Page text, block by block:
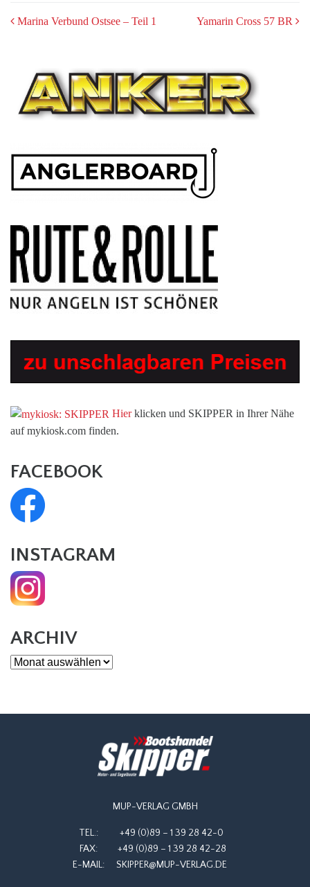
POST
Marina Verbund Ostsee – Teil 1 Yamarin Cross 57 BR
Hierklicken und SKIPPER in Ihrer Nähe
auf mykiosk.com finden.
FACEBOOK
INSTAGRAM
ARCHIV
Archiv
MUP-VERLAG GMBH
TEL.:
+49 (0)89 – 1 39 28 42-0
FAX:
+49 (0)89 – 1 39 28 42-28
E-MAIL:
SKIPPER@MUP-VERLAG.DE